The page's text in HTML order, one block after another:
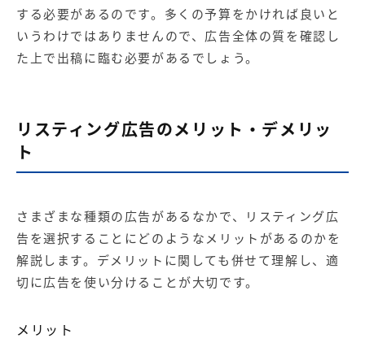
する必要があるのです。多くの予算をかければ良いと
いうわけではありませんので、広告全体の質を確認し
た上で出稿に臨む必要があるでしょう。
リスティング広告のメリット・デメリッ
ト
さまざまな種類の広告があるなかで、リスティング広
告を選択することにどのようなメリットがあるのかを
解説します。デメリットに関しても併せて理解し、適
切に広告を使い分けることが大切です。
メリット